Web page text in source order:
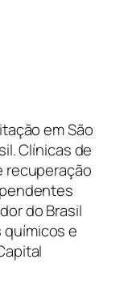
em São
Clínicas de
recuperação
do Brasil
e